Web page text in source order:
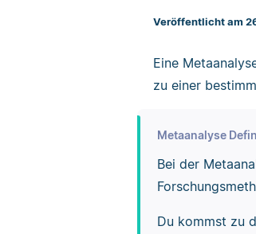
Veröffentlicht am
Eine
zu einer
Metaanalyse
Bei der
Du kommst zu